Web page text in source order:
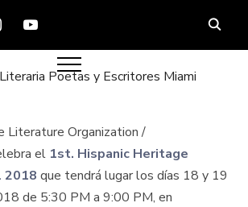
YOUTUBE
Literature Organization /
el 1st. Hispanic Heritage
2018 que tendrá lugar los días 18 y 19
de 5:30 PM a 9:00 PM, en